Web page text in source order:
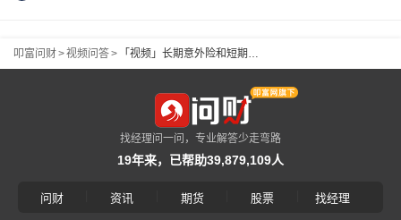
叩富问财>视频问答> 「视频」长期意外险和短期意外险的区别是什么？_叩富网
找经理问一问，专业解答少走弯路
19年来，已帮助39,879,109人
问财 资讯 期货 股票 找经理